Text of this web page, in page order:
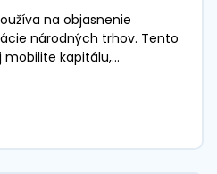
na objasnenie
národných trhov. Tento
mobilite kapitálu,
trhov.